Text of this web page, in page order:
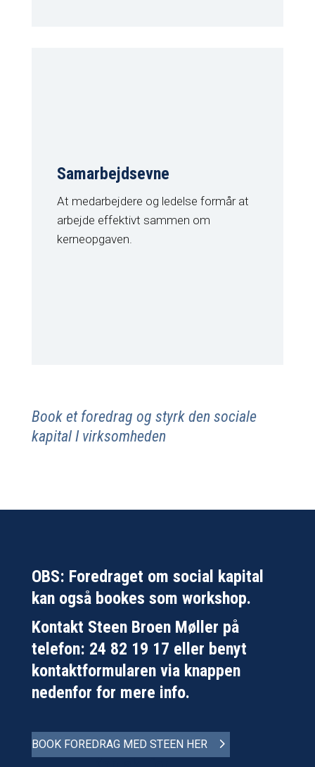
Samarbejdsevne
At medarbejdere og ledelse formår at
arbejde effektivt sammen om
kerneopgaven.
Book et foredrag og styrk den sociale
kapital I virksomheden
OBS: Foredraget om social kapital
kan også bookes som workshop.
Kontakt Steen Broen Møller på
telefon: 24 82 19 17 eller benyt
kontaktformularen via knappen
nedenfor for mere info.
BOOK FOREDRAG MED STEEN HER